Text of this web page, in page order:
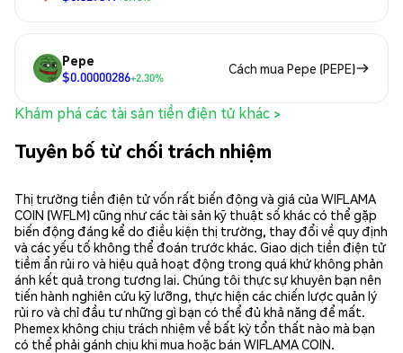
Pepe
$0.00000286+2.30%
Cách mua Pepe (PEPE)
Khám phá các tài sản tiền điện tử khác >
Tuyên bố từ chối trách nhiệm
Thị trường tiền điện tử vốn rất biến động và giá của WIFLAMA
COIN (WFLM) cũng như các tài sản kỹ thuật số khác có thể gặp
biến động đáng kể do điều kiện thị trường, thay đổi về quy định
và các yếu tố không thể đoán trước khác. Giao dịch tiền điện tử
tiềm ẩn rủi ro và hiệu quả hoạt động trong quá khứ không phản
ánh kết quả trong tương lai. Chúng tôi thực sự khuyên bạn nên
tiến hành nghiên cứu kỹ lưỡng, thực hiện các chiến lược quản lý
rủi ro và chỉ đầu tư những gì bạn có thể đủ khả năng để mất.
Phemex không chịu trách nhiệm về bất kỳ tổn thất nào mà bạn
có thể phải gánh chịu khi mua hoặc bán WIFLAMA COIN.